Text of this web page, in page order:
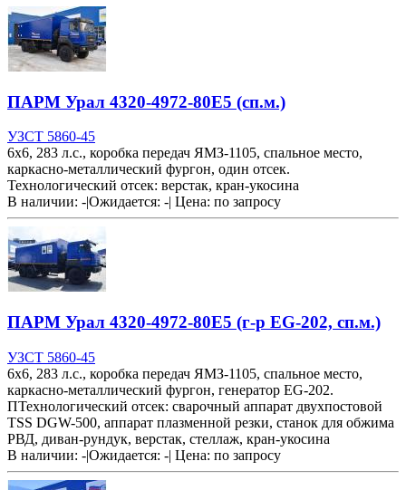
ПАРМ Урал 4320-4972-80Е5 (сп.м.)
УЗСТ 5860-45
6х6, 283 л.с., коробка передач ЯМЗ-1105, спальное место,
каркасно-металлический фургон, один отсек.
Технологический отсек: верстак, кран-укосина
В наличии: -|Ожидается: -| Цена: по запросу
ПАРМ Урал 4320-4972-80Е5 (г-р EG-202, сп.м.)
УЗСТ 5860-45
6х6, 283 л.с., коробка передач ЯМЗ-1105, спальное место,
каркасно-металлический фургон, генератор EG-202.
ПТехнологический отсек: сварочный аппарат двухпостовой
TSS DGW-500, аппарат плазменной резки, станок для обжима
РВД, диван-рундук, верстак, стеллаж, кран-укосина
В наличии: -|Ожидается: -| Цена: по запросу